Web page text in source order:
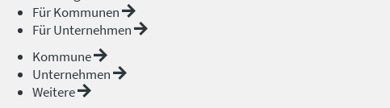
Für Kommunen
Für Unternehmen
Kommune
Unternehmen
Weitere